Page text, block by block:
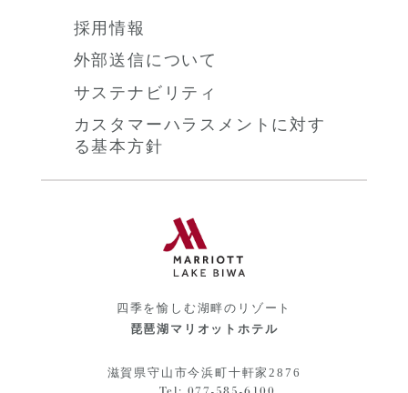
採用情報
外部送信について
サステナビリティ
カスタマーハラスメントに対す
る基本方針
四季を愉しむ湖畔のリゾート
琵琶湖マリオットホテル
滋賀県守山市今浜町十軒家2876